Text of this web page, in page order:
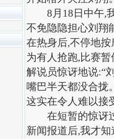
8月18日中午,我
不免隐隐担心刘翔
在热身后,不停地
为有人抢跑,比赛
解说员惊讶地说:“
嘴巴半天都没合拢
这实在令人难以接
在短暂的惊讶过
新闻报道后,我才